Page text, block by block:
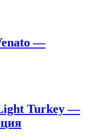
—
Turkey —